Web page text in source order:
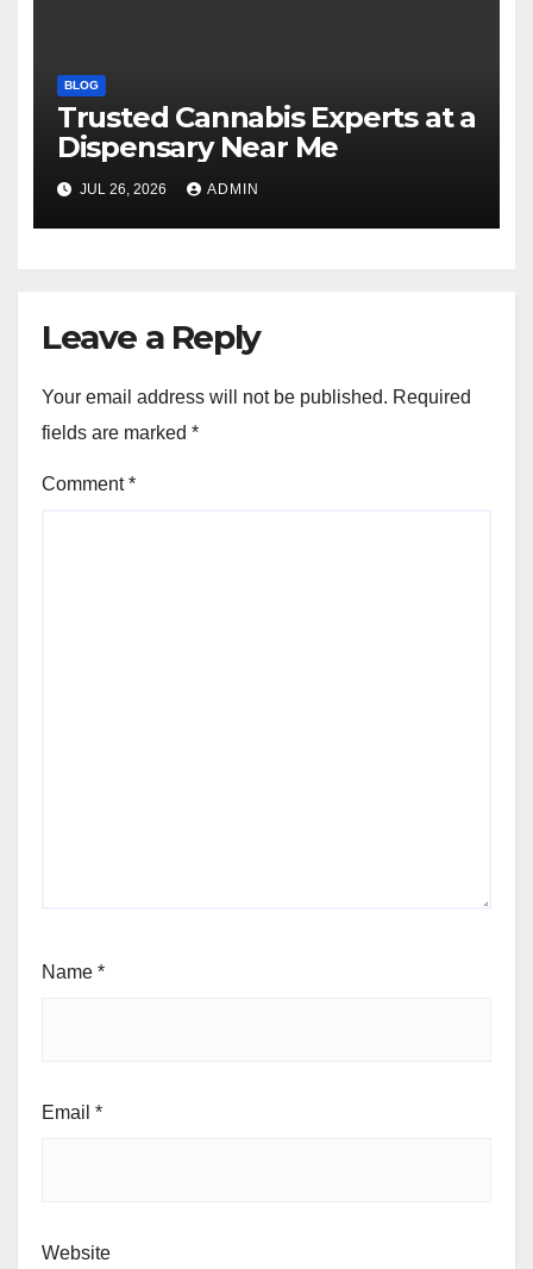
BLOG
Trusted Cannabis Experts at a
Dispensary Near Me
JUL 26, 2026 ADMIN
Leave a Reply
Your email address will not be published. Required
fields are marked *
Comment*
Name *
Email *
Website